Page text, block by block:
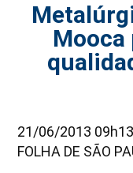
Mooca
21/06/2013 09h13
FOLHA DE SÃO